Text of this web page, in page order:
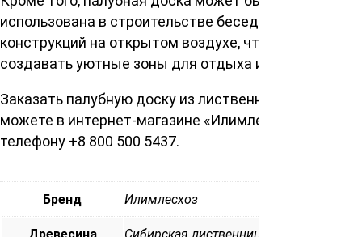
использована в строительстве беседок и других
конструкций на открытом воздухе, что позволяет
создавать уютные зоны для отдыха и общения.
Заказать палубную доску из лиственницы вы
можете в интернет-магазине «Илимлесхоз» по
телефону +8 800 500 5437.
Бренд Илимлесхоз
Древесина Сибирская лиственница